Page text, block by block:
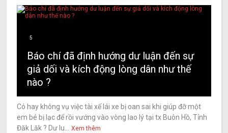
5
Báo chí đã định hướng dư luận đến sự
giả dối và kích động lòng dân như thế
nào ?
Có hay không vụ việc tài xế lái xe bị oan sai khi giúp đỡ một
em bé bị lạc để rồi vướng vào vòng lao lý tại tx Buôn Hồ, Tỉnh
Đăk Lăk ? Dư lu...
Xem thêm